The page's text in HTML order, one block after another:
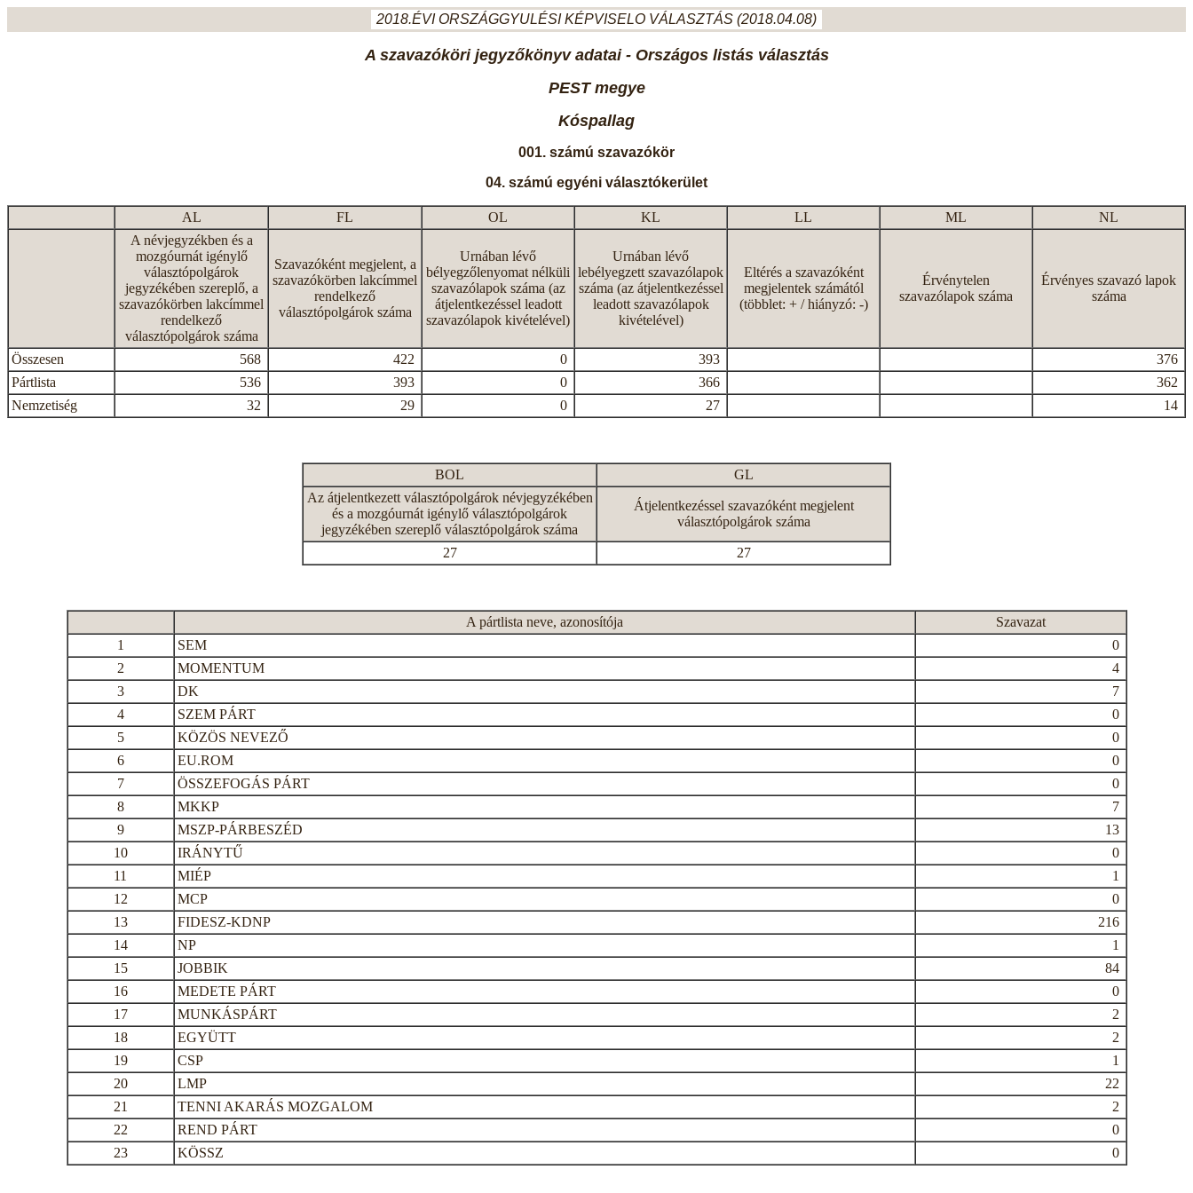
2018.ÉVI ORSZÁGGYULÉSI KÉPVISELO VÁLASZTÁS (2018.04.08)
A szavazóköri jegyzőkönyv adatai - Országos listás választás
PEST megye
Kóspallag
001. számú szavazókör
04. számú egyéni választókerület
AL FL OL KL LL ML
NL
A névjegyzékben és a
mozgóurnát igénylő
választópolgárok
jegyzékében szereplő, a
szavazókörben lakcímmel
rendelkező
választópolgárok száma
Szavazóként megjelent, a
szavazókörben lakcímmel
rendelkező
választópolgárok száma
Urnában lévő
bélyegzőlenyomat nélküli
szavazólapok száma (az
átjelentkezéssel leadott
szavazólapok kivételével)
Urnában lévő
lebélyegzett szavazólapok
száma (az átjelentkezéssel
leadott szavazólapok
kivételével)
Eltérés a szavazóként
megjelentek számától
(többlet: + / hiányzó: -)
Érvénytelen
szavazólapok száma
Érvényes szavazó lapok
száma
Összesen 568 422 0 393
376
Pártlista
536 393 0 366
362
Nemzetiség
32 29 0 27 14
BOL
GL
Az átjelentkezett választópolgárok névjegyzékében
és a mozgóurnát igénylő választópolgárok
jegyzékében szereplő választópolgárok száma
Átjelentkezéssel szavazóként megjelent
választópolgárok száma
27 27
A pártlista neve, azonosítója
Szavazat
1
SEM
0
2
MOMENTUM
4
3
DK
7
4
SZEM PÁRT
0
5
KÖZÖS NEVEZŐ
0
6
EU.ROM
0
7
ÖSSZEFOGÁS PÁRT
0
8
MKKP
7
9
MSZP-PÁRBESZÉD
13
10
IRÁNYTŰ
0
11
MIÉP
1
12
MCP
0
13
FIDESZ-KDNP
216
14
NP
1
15
JOBBIK
84
16
MEDETE PÁRT
0
17
MUNKÁSPÁRT
2
18
EGYÜTT
2
19
CSP
1
20
LMP
22
21
TENNI AKARÁS MOZGALOM
2
22
REND PÁRT
0
23
KÖSSZ 0